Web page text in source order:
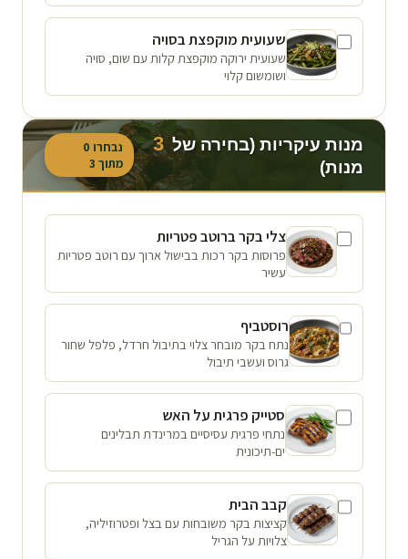
שעועית מוקפצת בסויה
שעועית ירוקה מוקפצת קלות עם שום, סויה
ושומשום קלוי
מנות עיקריות (בחירה של 3
מנות)
נבחרו 0
מתוך 3
צלי בקר ברוטב פטריות
פרוסות בקר רכות בבישול ארוך עם רוטב פטריות
עשיר
רוסטביף
נתח בקר מובחר צלוי בתיבול חרדל, פלפל שחור
גרוס ועשבי תיבול
סטייק פרגית על האש
נתחי פרגית עסיסיים במרינדת תבלינים
ים-תיכונית
קבב הבית
קציצות בקר משובחות עם בצל ופטרוזיליה,
צלויות על הגריל